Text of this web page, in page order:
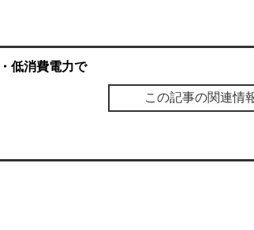
低消費電力で
この記事の関連情